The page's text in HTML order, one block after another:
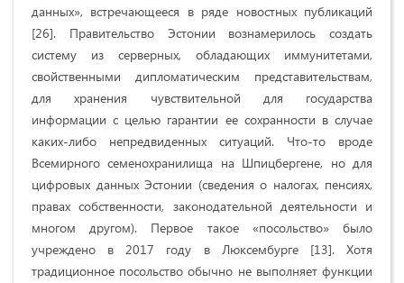
данных», встречающееся в ряде новостных публикаций
[26]. Правительство Эстонии вознамерилось создать
систему из серверных, обладающих иммунитетами,
свойственными дипломатическим представительствам,
для хранения чувствительной для государства
информации с целью гарантии ее сохранности в случае
каких-либо непредвиденных ситуаций. Что-то вроде
Всемирного семенохранилища на Шпицбергене, но для
цифровых данных Эстонии (сведения о налогах, пенсиях,
правах собственности, законодательной деятельности и
многом другом). Первое такое «посольство» было
учреждено в 2017 году в Люксембурге [13]. Хотя
традиционное посольство обычно не выполняет функции